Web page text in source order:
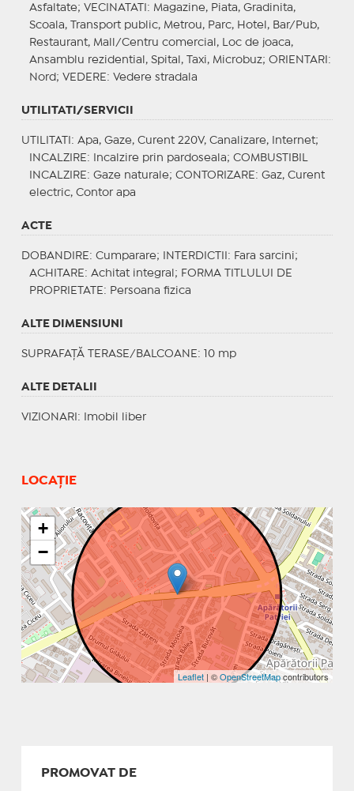
Asfaltate; VECINATATI : Magazine, Piata, Gradinita,
Scoala, Transport public, Metrou, Parc, Hotel, Bar/Pub,
Restaurant, Mall/Centru comercial, Loc de joaca,
Ansamblu rezidential, Spital, Taxi, Microbuz; ORIENTARI :
Nord; VEDERE : Vedere stradala
UTILITATI/SERVICII
UTILITATI : Apa, Gaze, Curent 220V, Canalizare, Internet;
INCALZIRE : Incalzire prin pardoseala; COMBUSTIBIL
INCALZIRE : Gaze naturale; CONTORIZARE : Gaz, Curent
electric, Contor apa
ACTE
DOBANDIRE : Cumparare; INTERDICTII : Fara sarcini;
ACHITARE : Achitat integral; FORMA TITLULUI DE
PROPRIETATE : Persoana fizica
ALTE DIMENSIUNI
SUPRAFAȚĂ TERASE/BALCOANE: 10 mp
ALTE DETALII
VIZIONARI : Imobil liber
LOCAȚIE
+
−
Leaflet | ©OpenStreetMapcontributors
PROMOVAT DE